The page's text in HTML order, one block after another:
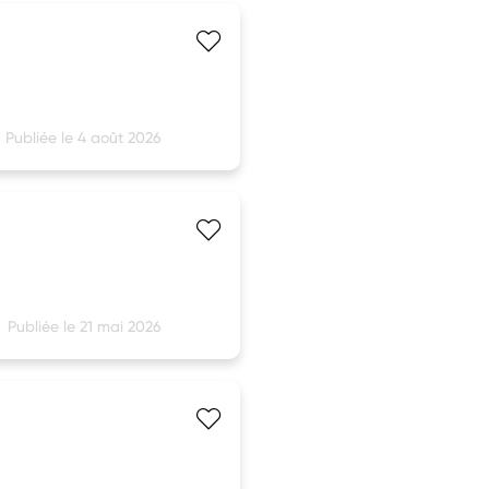
Publiée le 4 août 2026
Publiée le 21 mai 2026